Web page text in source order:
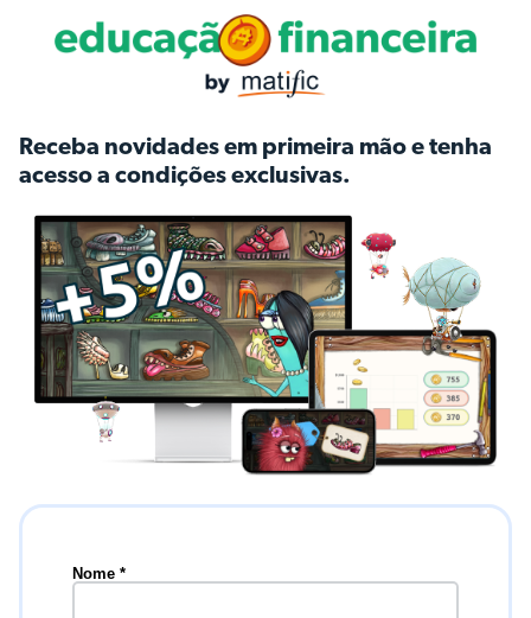
Receba novidades em primeira mão e tenha
acesso a condições exclusivas.